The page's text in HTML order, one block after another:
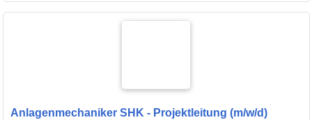
Anlagenmechaniker SHK - Projektleitung (m/w/d)